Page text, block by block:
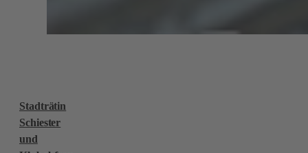
Stadträtin
Schiester
und